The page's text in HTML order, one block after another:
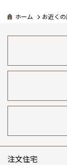
ホーム お近く
注文住宅